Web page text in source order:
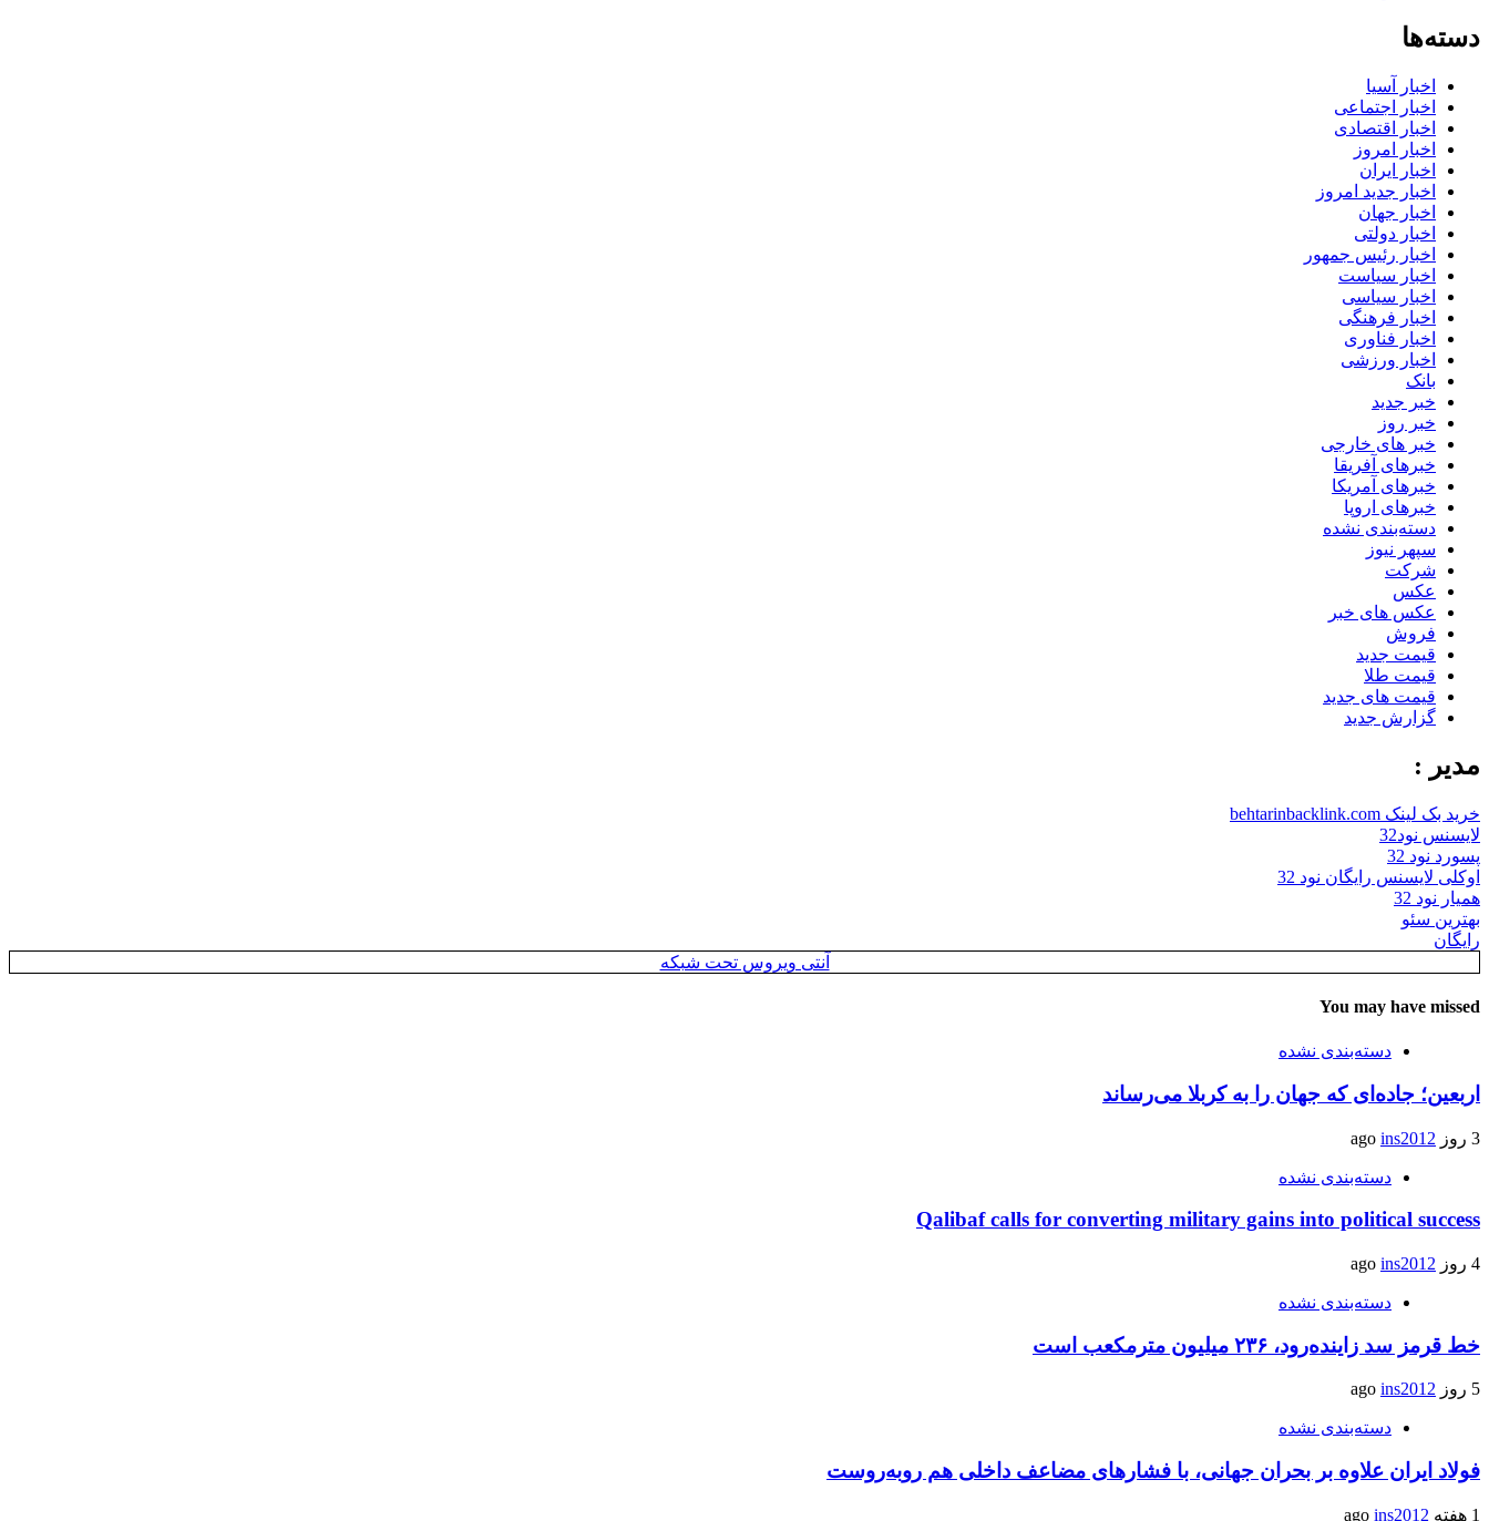
دسته‌ها
اخبار آسیا
اخبار اجتماعی
اخبار اقتصادی
اخبار امروز
اخبار ایران
اخبار جدید امروز
اخبار جهان
اخبار دولتی
اخبار رئیس جمهور
اخبار سیاست
اخبار سیاسی
اخبار فرهنگی
اخبار فناوری
اخبار ورزشی
بانک
خبر جدید
خبر روز
خبر های خارجی
خبرهای آفریقا
خبرهای آمریکا
خبرهای اروپا
دسته‌بندی نشده
سپهر نیوز
شرکت
عکس
عکس های خبر
فروش
قیمت جدید
قیمت طلا
قیمت های جدید
گزارش جدید
مدیر :
خرید بک لینک behtarinbacklink.com
لایسنس نود32
پسورد نود 32
اوکلی لایسنس رایگان نود 32
همیار نود 32
بهترین سئو
رایگان
آنتی ویروس تحت شبکه
You may have missed
دسته‌بندی نشده
اربعین؛ جاده‌ای که جهان را به کربلا می‌رساند
3 روز ago ins2012
دسته‌بندی نشده
Qalibaf calls for converting military gains into political success
4 روز ago ins2012
دسته‌بندی نشده
خط قرمز سد زاینده‌رود، ۲۳۶ میلیون مترمکعب است
5 روز ago ins2012
دسته‌بندی نشده
فولاد ایران علاوه بر بحران جهانی، با فشارهای مضاعف داخلی هم روبه‌روست
1 هفته ago ins2012